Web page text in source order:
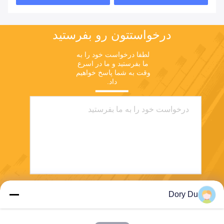
درخواستتون رو بفرستيد
ما بفرستید و ما در اسرع
داد.
Dory Du